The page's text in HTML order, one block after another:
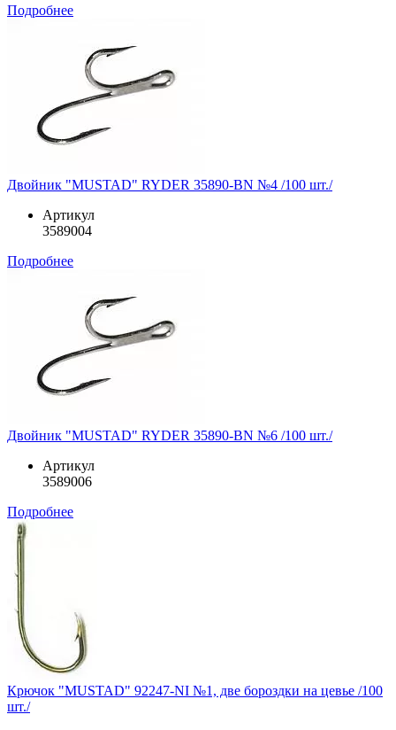
Подробнее
Двойник "MUSTAD" RYDER 35890-BN №4 /100 шт./
Артикул
3589004
Подробнее
Двойник "MUSTAD" RYDER 35890-BN №6 /100 шт./
Артикул
3589006
Подробнее
Крючок "MUSTAD" 92247-NI №1, две бороздки на цевье /100
шт./